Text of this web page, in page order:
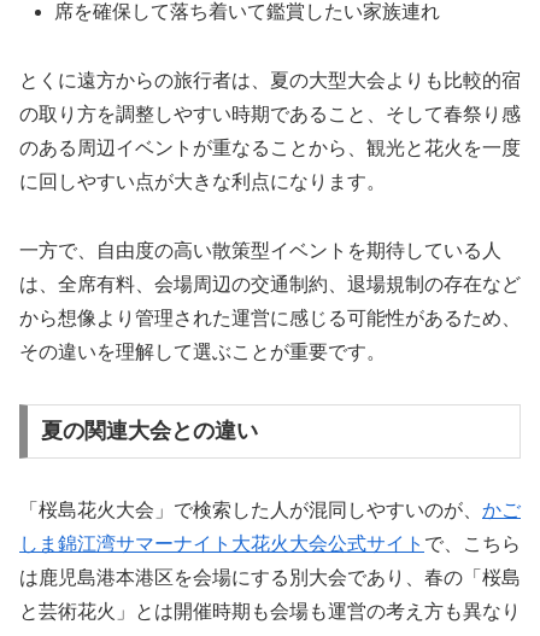
席を確保して落ち着いて鑑賞したい家族連れ
とくに遠方からの旅行者は、夏の大型大会よりも比較的宿
の取り方を調整しやすい時期であること、そして春祭り感
のある周辺イベントが重なることから、観光と花火を一度
に回しやすい点が大きな利点になります。
一方で、自由度の高い散策型イベントを期待している人
は、全席有料、会場周辺の交通制約、退場規制の存在など
から想像より管理された運営に感じる可能性があるため、
その違いを理解して選ぶことが重要です。
夏の関連大会との違い
「桜島花火大会」で検索した人が混同しやすいのが、 かご
しま錦江湾サマーナイト大花火大会公式サイト で、こちら
は鹿児島港本港区を会場にする別大会であり、春の「桜島
と芸術花火」とは開催時期も会場も運営の考え方も異なり